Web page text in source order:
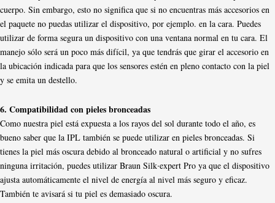
cuerpo. Sin embargo, esto no significa que si no encuentras más accesorios en
el paquete no puedas utilizar el dispositivo, por ejemplo. en la cara. Puedes
utilizar de forma segura un dispositivo con una ventana normal en tu cara. El
manejo sólo será un poco más difícil, ya que tendrás que girar el accesorio en
la ubicación indicada para que los sensores estén en pleno contacto con la piel
y se emita un destello.
6. Compatibilidad con pieles bronceadas
Como nuestra piel está expuesta a los rayos del sol durante todo el año, es
bueno saber que la IPL también se puede utilizar en pieles bronceadas. Si
tienes la piel más oscura debido al bronceado natural o artificial y no sufres
ninguna irritación, puedes utilizar Braun Silk∙expert Pro ya que el dispositivo
ajusta automáticamente el nivel de energía al nivel más seguro y eficaz.
También te avisará si tu piel es demasiado oscura.